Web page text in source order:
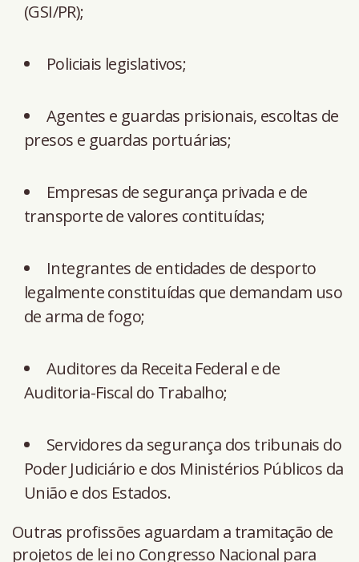
(GSI/PR);
Policiais legislativos;
Agentes e guardas prisionais, escoltas de
presos e guardas portuárias;
Empresas de segurança privada e de
transporte de valores contituídas;
Integrantes de entidades de desporto
legalmente constituídas que demandam uso
de arma de fogo;
Auditores da Receita Federal e de
Auditoria-Fiscal do Trabalho;
Servidores da segurança dos tribunais do
Poder Judiciário e dos Ministérios Públicos da
União e dos Estados.
Outras profissões aguardam a tramitação de
projetos de lei no Congresso Nacional para